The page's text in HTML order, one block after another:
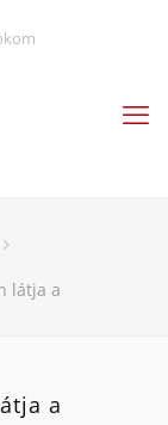
látja a
a